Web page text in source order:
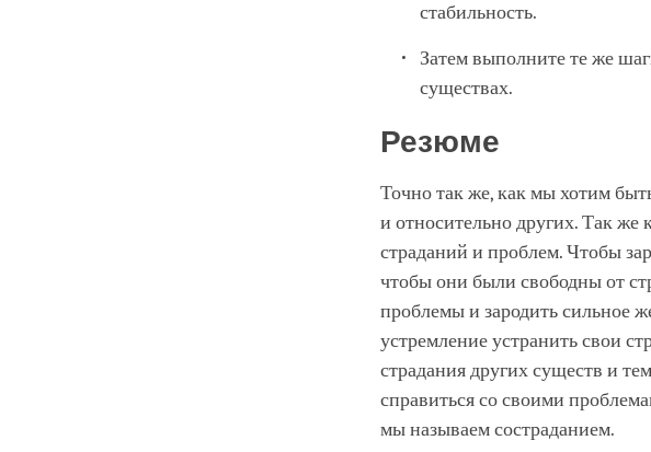
стабильность.
Затем выполните те же
существах.
Резюме
Точно так же, как мы хотим
и относительно других. Так
страданий и проблем. Чтобы
чтобы они были свободны от
проблемы и зародить сильное
устремление устранить свои
страдания других существ и
справиться со своими
мы называем состраданием.